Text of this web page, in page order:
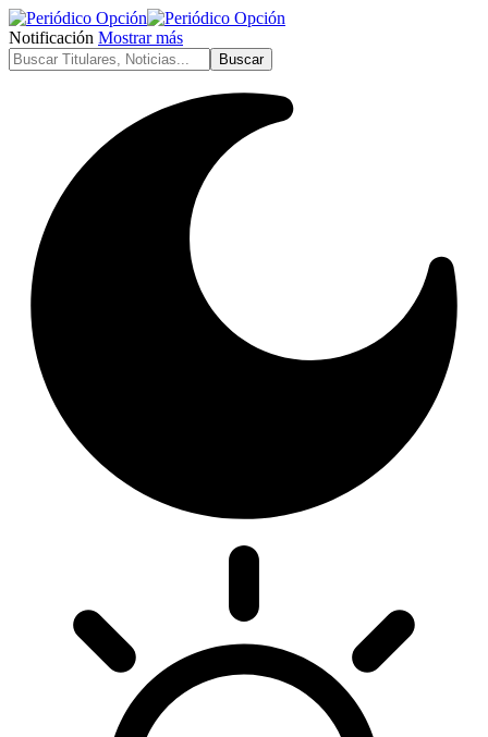
Notificación Mostrar más